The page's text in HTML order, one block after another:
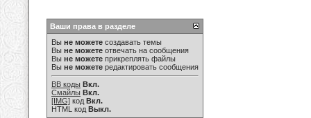
Ваши права в разделе
Вы не можете создавать темы
Вы не можете отвечать на сообщения
Вы не можете прикреплять файлы
Вы не можете редактировать сообщения
BB коды Вкл.
Смайлы Вкл.
[IMG] код Вкл.
HTML код Выкл.